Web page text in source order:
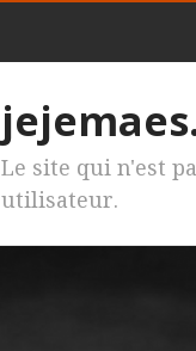
Le site qui n'est
utilisateur.